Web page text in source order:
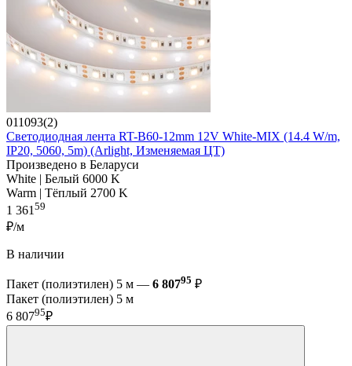
011093(2)
Светодиодная лента RT-B60-12mm 12V White-MIX (14.4 W/m,
IP20, 5060, 5m) (Arlight, Изменяемая ЦТ)
Произведено в Беларуси
White | Белый 6000 K
Warm | Тёплый 2700 K
1 361 59
₽/м
В наличии
Пакет (полиэтилен) 5 м — 6 80795 ₽
Пакет (полиэтилен) 5 м
6 80795₽